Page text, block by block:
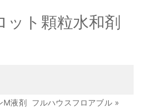
ット顆粒水和剤
M液剤 フルハウスフロアブル»